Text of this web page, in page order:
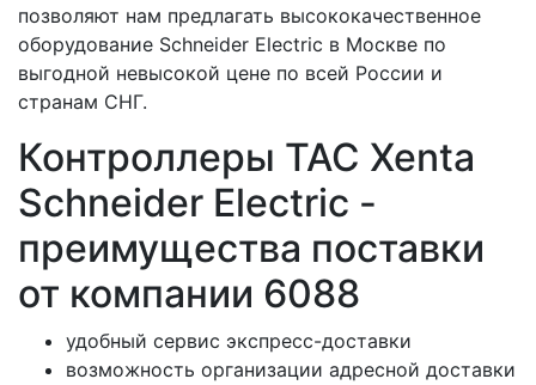
позволяют нам предлагать высококачественное
оборудование Schneider Electric в Москве по
выгодной невысокой цене по всей России и
странам СНГ.
Контроллеры ТАС Xenta
Schneider Electric -
преимущества поставки
от компании 6088
удобный сервис экспресс-доставки
возможность организации адресной доставки